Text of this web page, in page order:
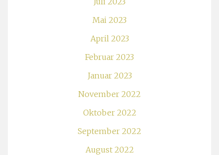
Mai 2023
April 2023
Februar 2023
Januar 2023
November 2022
Oktober 2022
September 2022
August 2022